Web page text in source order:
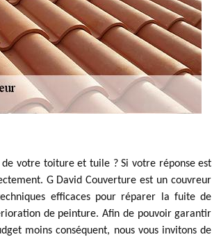
votre toiture et tuile ? Si votre réponse est
G David Couverture est un couvreur
efficaces pour réparer la fuite de
de peinture. Afin de pouvoir garantir
moins conséquent, nous vous invitons de